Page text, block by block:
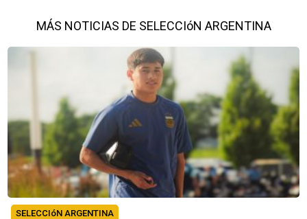
MÁS NOTICIAS DE SELECCIóN ARGENTINA
SELECCIóN ARGENTINA